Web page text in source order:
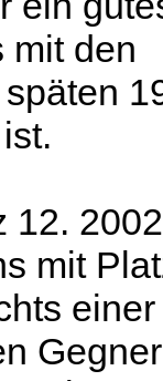
mit den
12.
mit
einer